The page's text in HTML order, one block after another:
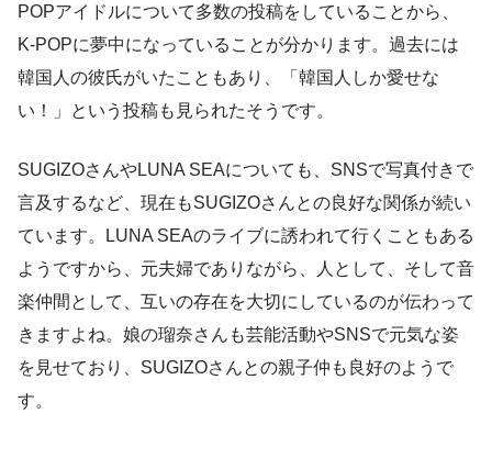
POPアイドルについて多数の投稿をしていることから、
K-POPに夢中になっていることが分かります。過去には
韓国人の彼氏がいたこともあり、「韓国人しか愛せな
い！」という投稿も見られたそうです。
SUGIZOさんやLUNA SEAについても、SNSで写真付きで
言及するなど、現在もSUGIZOさんとの良好な関係が続い
ています。LUNA SEAのライブに誘われて行くこともある
ようですから、元夫婦でありながら、人として、そして音
楽仲間として、互いの存在を大切にしているのが伝わって
きますよね。娘の瑠奈さんも芸能活動やSNSで元気な姿
を見せており、SUGIZOさんとの親子仲も良好のようで
す。